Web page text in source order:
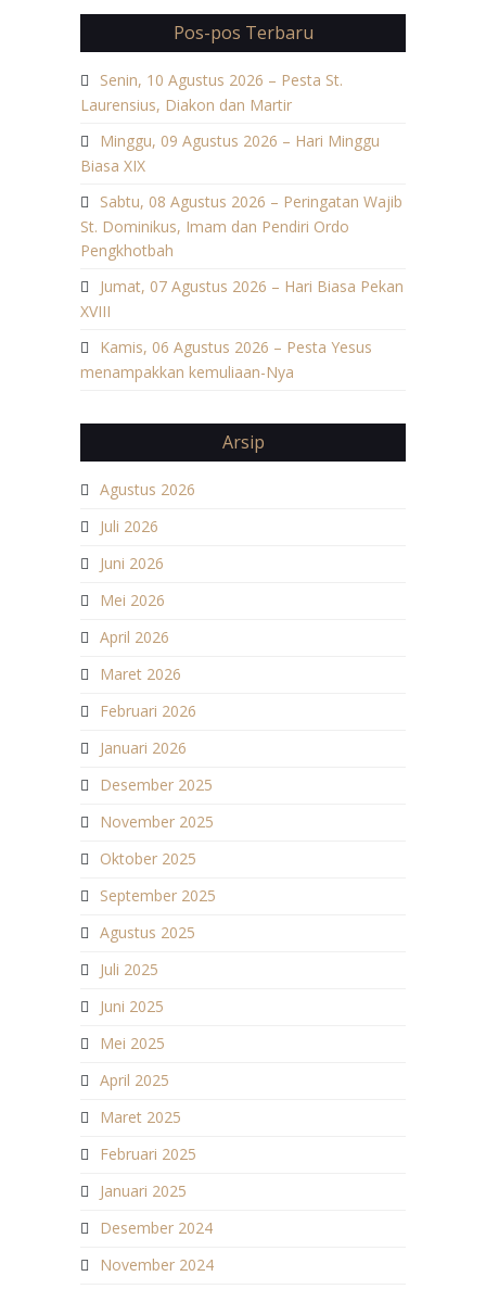
Pos-pos Terbaru
Senin, 10 Agustus 2026 – Pesta St.
Laurensius, Diakon dan Martir
Minggu, 09 Agustus 2026 – Hari Minggu
Biasa XIX
Sabtu, 08 Agustus 2026 – Peringatan Wajib
St. Dominikus, Imam dan Pendiri Ordo
Pengkhotbah
Jumat, 07 Agustus 2026 – Hari Biasa Pekan
XVIII
Kamis, 06 Agustus 2026 – Pesta Yesus
menampakkan kemuliaan-Nya
Arsip
Agustus 2026
Juli 2026
Juni 2026
Mei 2026
April 2026
Maret 2026
Februari 2026
Januari 2026
Desember 2025
November 2025
Oktober 2025
September 2025
Agustus 2025
Juli 2025
Juni 2025
Mei 2025
April 2025
Maret 2025
Februari 2025
Januari 2025
Desember 2024
November 2024